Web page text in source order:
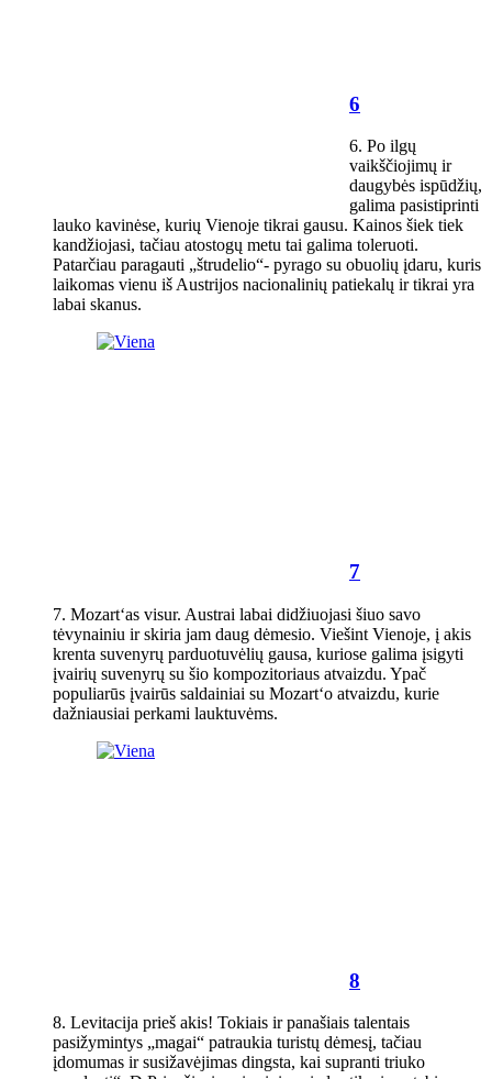
6
6. Po ilgų
vaikščiojimų ir
daugybės ispūdžių,
galima pasistiprinti
lauko kavinėse, kurių Vienoje tikrai gausu. Kainos šiek tiek
kandžiojasi, tačiau atostogų metu tai galima toleruoti.
Patarčiau paragauti „štrudelio“- pyrago su obuolių įdaru, kuris
laikomas vienu iš Austrijos nacionalinių patiekalų ir tikrai yra
labai skanus.
7
7. Mozart‘as visur. Austrai labai didžiuojasi šiuo savo
tėvynainiu ir skiria jam daug dėmesio. Viešint Vienoje, į akis
krenta suvenyrų parduotuvėlių gausa, kuriose galima įsigyti
įvairių suvenyrų su šio kompozitoriaus atvaizdu. Ypač
populiarūs įvairūs saldainiai su Mozart‘o atvaizdu, kurie
dažniausiai perkami lauktuvėms.
8
8. Levitacija prieš akis! Tokiais ir panašiais talentais
pasižymintys „magai“ patraukia turistų dėmesį, tačiau
įdomumas ir susižavėjimas dingsta, kai supranti triuko